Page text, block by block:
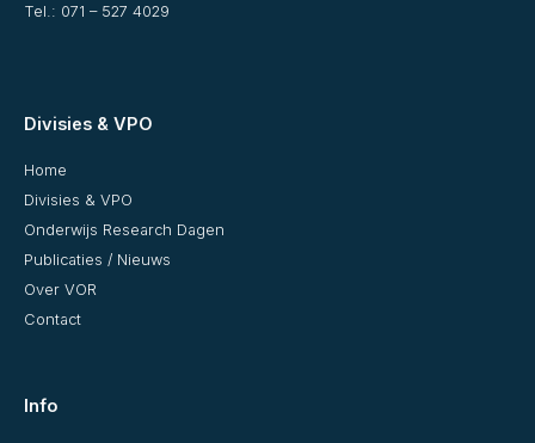
Tel.: 071 – 527 4029
Divisies & VPO
Home
Divisies & VPO
Onderwijs Research Dagen
Publicaties / Nieuws
Over VOR
Contact
Info